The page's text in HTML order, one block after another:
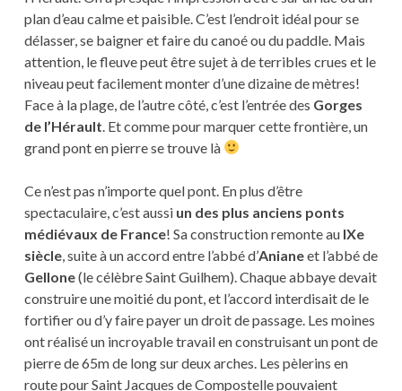
plan d’eau calme et paisible. C’est l’endroit idéal pour se
délasser, se baigner et faire du canoé ou du paddle. Mais
attention, le fleuve peut être sujet à de terribles crues et le
niveau peut facilement monter d’une dizaine de mètres!
Face à la plage, de l’autre côté, c’est l’entrée des Gorges
de l’Hérault. Et comme pour marquer cette frontière, un
grand pont en pierre se trouve là
Ce n’est pas n’importe quel pont. En plus d’être
spectaculaire, c’est aussi un des plus anciens ponts
médiévaux de France! Sa construction remonte au IXe
siècle, suite à un accord entre l’abbé d’Anianeet l’abbé de
Gellone(le célèbre Saint Guilhem). Chaque abbaye devait
construire une moitié du pont, et l’accord interdisait de le
fortifier ou d’y faire payer un droit de passage. Les moines
ont réalisé un incroyable travail en construisant un pont de
pierre de 65m de long sur deux arches. Les pèlerins en
route pour Saint Jacques de Compostelle pouvaient